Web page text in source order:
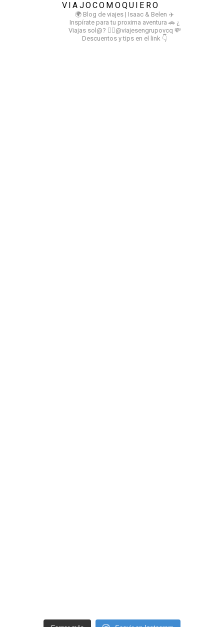
VIAJOCOMOQUIERO
🌍 Blog de viajes | Isaac & Belen ✈️
Inspírate para tu proxima aventura 🚗 ¿
Viajas sol@? 👉🏻@viajesengrupovcq 💸
Descuentos y tips en el link 👇